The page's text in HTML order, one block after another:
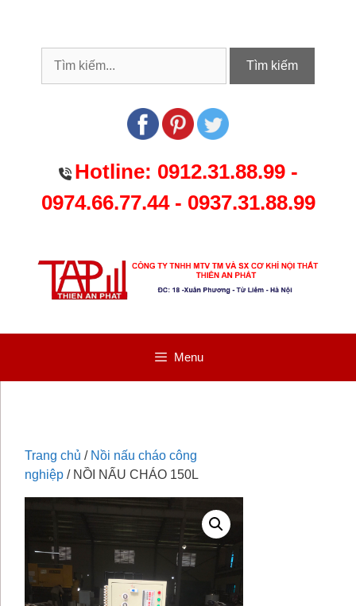
Tìm kiếm
Hotline: 0912.31.88.99-
0974.66.77.44- 0937.31.88.99
Menu
Trang chủ / Nồi nấu cháo công
nghiệp / NỒI NẤU CHÁO 150L